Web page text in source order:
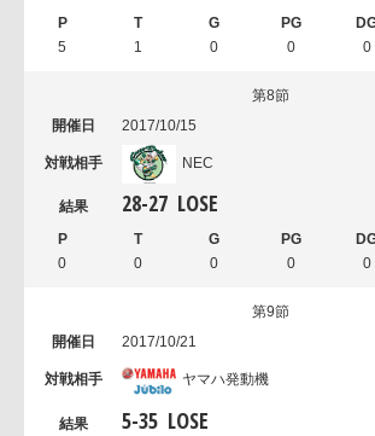
5 1 0 0 0
第8節
2017/10/15
NEC
28-27 LOSE
0 0 0 0 0
第9節
2017/10/21
ヤマハ発動機
5-35 LOSE